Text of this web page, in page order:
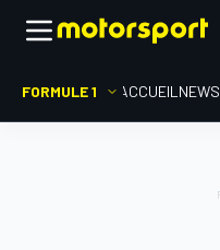
FORMULE 1 ACCUEIL NEWS